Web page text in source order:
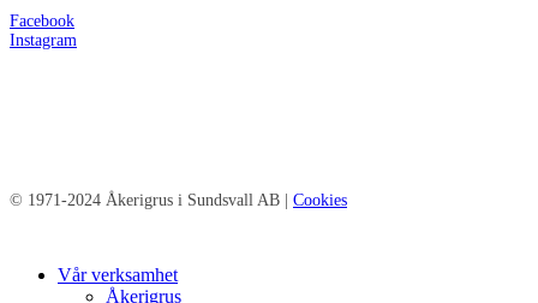
Facebook
Instagram
© 1971-2024 Åkerigrus i Sundsvall AB | Cookies
Close
Vår verksamhet
Åkerigrus